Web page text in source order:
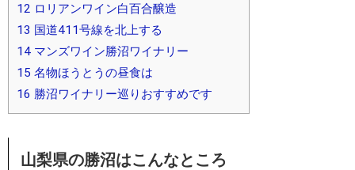
12 ロリアンワイン白百合醸造
13 国道411号線を北上する
14 マンズワイン勝沼ワイナリー
15 名物ほうとうの昼食は
16 勝沼ワイナリー巡りおすすめです
山梨県の勝沼はこんなところ